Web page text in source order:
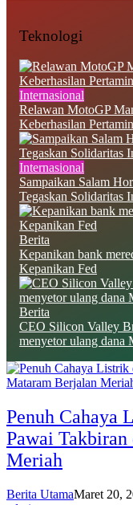
Teknologi
Internasional
Relawan MotoGP
Keberhasilan
Internasional
Sampaikan Salam
Tegaskan Solidaritas
Berita
Kepanikan bank
Kepanikan Fed
Berita
CEO Silicon Valley
menyetor ulang dana
Penuh
Pawai
Meriah
Berita UtamaMaret 20,